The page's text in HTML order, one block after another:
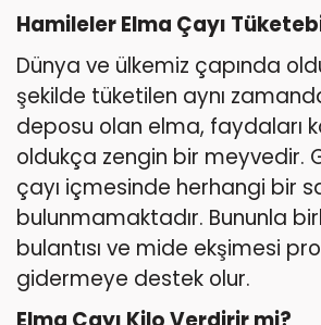
Hamileler Elma Çayı
Dünya ve ülkemiz çapında
şekilde tüketilen aynı
deposu olan elma, faydaları
oldukça zengin bir meyvedir.
çayı içmesinde herhangi bir
bulunmamaktadır. Bununla
bulantısı ve mide ekşimesi
gidermeye destek olur.